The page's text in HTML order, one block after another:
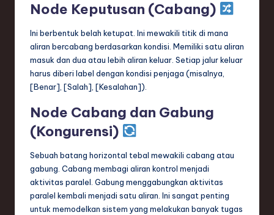
Node Keputusan (Cabang)
Ini berbentuk belah ketupat. Ini mewakili titik di mana
aliran bercabang berdasarkan kondisi. Memiliki satu aliran
masuk dan dua atau lebih aliran keluar. Setiap jalur keluar
harus diberi label dengan kondisi penjaga (misalnya,
[Benar], [Salah], [Kesalahan]).
Node Cabang dan Gabung
(Kongurensi)
Sebuah batang horizontal tebal mewakili cabang atau
gabung. Cabang membagi aliran kontrol menjadi
aktivitas paralel. Gabung menggabungkan aktivitas
paralel kembali menjadi satu aliran. Ini sangat penting
untuk memodelkan sistem yang melakukan banyak tugas